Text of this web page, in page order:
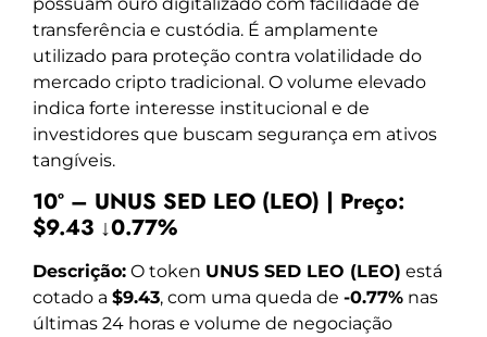
transferência e custódia. É amplamente
utilizado para proteção contra volatilidade do
mercado cripto tradicional. O volume elevado
indica forte interesse institucional e de
investidores que buscam segurança em ativos
tangíveis.
10º – UNUS SED LEO (LEO) | Preço:
$9.43 ↓0.77%
Descrição: O token UNUS SED LEO (LEO) está
cotado a $9.43, com uma queda de -0.77% nas
últimas 24 horas e volume de negociação